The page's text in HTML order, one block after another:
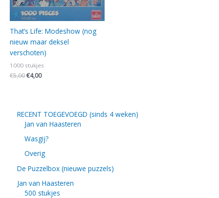
That’s Life: Modeshow (nog
nieuw maar deksel
verschoten)
1000 stukjes
€5,00€4,00
RECENT TOEGEVOEGD (sinds 4 weken)
Jan van Haasteren
Wasgij?
Overig
De Puzzelbox (nieuwe puzzels)
Jan van Haasteren
500 stukjes